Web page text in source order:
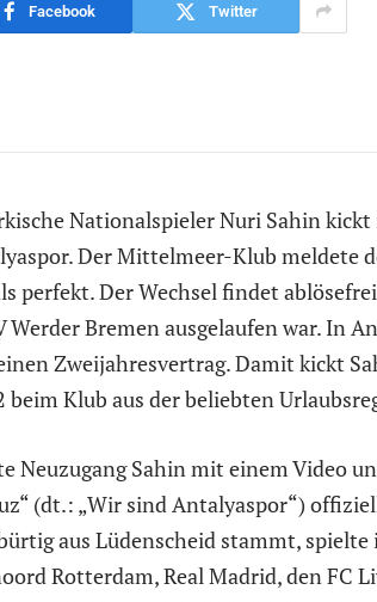
Facebook Twitter
Nationalspieler Nuri Sahin
Der Mittelmeer-Klub meldete
perfekt. Der Wechsel findet
Werder Bremen ausgelaufen war. In
Zweijahresvertrag. Damit kickt
beim Klub aus der beliebten
Neuzugang Sahin mit einem Video
(dt.: „Wir sind Antalyaspor“)
aus Lüdenscheid stammt,
Rotterdam, Real Madrid, den FC